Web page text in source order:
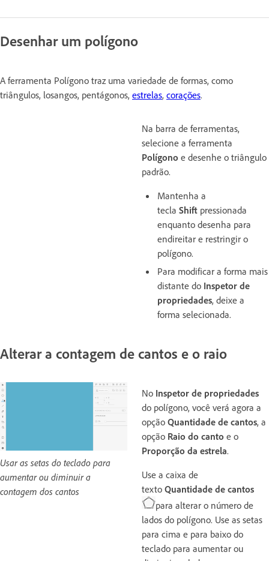
Desenhar um polígono
A ferramenta Polígono traz uma variedade de formas, como
triângulos, losangos, pentágonos, estrelas, corações.
Na barra de ferramentas,
selecione a ferramenta
Polígono e desenhe o triângulo
padrão.
Mantenha a
tecla Shift pressionada
enquanto desenha para
endireitar e restringir o
polígono.
Para modificar a forma mais
distante do Inspetor de
propriedades, deixe a
forma selecionada.
Alterar a contagem de cantos e o raio
Usar as setas do teclado para
aumentar ou diminuir a
contagem dos cantos
No Inspetor de propriedades
do polígono, você verá agora a
opção Quantidade de cantos, a
opção Raio do canto e o
Proporção da estrela.
Use a caixa de
texto Quantidade de cantos
para alterar o número de
lados do polígono. Use as setas
para cima e para baixo do
teclado para aumentar ou